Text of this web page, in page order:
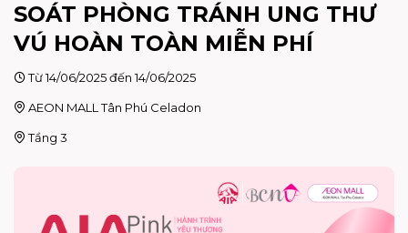
SOÁT PHÒNG TRÁNH UNG THƯ
VÚ HOÀN TOÀN MIỄN PHÍ
Từ 14/06/2025 đến 14/06/2025
AEON MALL Tân Phú Celadon
Tầng 3